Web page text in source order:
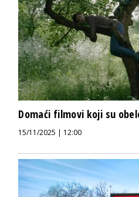
Domaći filmovi koji su
15/11/2025 | 12:00